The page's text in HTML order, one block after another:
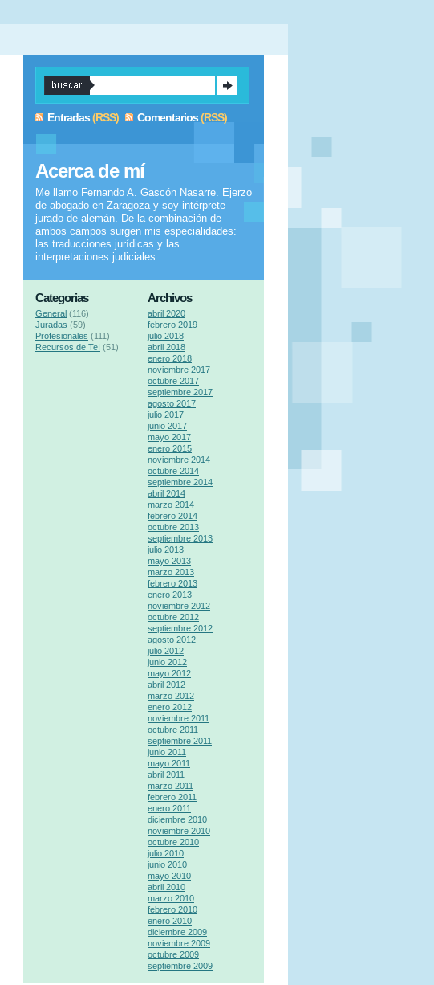
Entradas(RSS) Comentarios(RSS)
Acerca de mí
Me llamo Fernando A. Gascón Nasarre. Ejerzo
de abogado en Zaragoza y soy intérprete
jurado de alemán. De la combinación de
ambos campos surgen mis especialidades:
las traducciones jurídicas y las
interpretaciones judiciales.
Categorias
General (116)
Juradas (59)
Profesionales (111)
Recursos de TeI (51)
Archivos
abril 2020
febrero 2019
julio 2018
abril 2018
enero 2018
noviembre 2017
octubre 2017
septiembre 2017
agosto 2017
julio 2017
junio 2017
mayo 2017
enero 2015
noviembre 2014
octubre 2014
septiembre 2014
abril 2014
marzo 2014
febrero 2014
octubre 2013
septiembre 2013
julio 2013
mayo 2013
marzo 2013
febrero 2013
enero 2013
noviembre 2012
octubre 2012
septiembre 2012
agosto 2012
julio 2012
junio 2012
mayo 2012
abril 2012
marzo 2012
enero 2012
noviembre 2011
octubre 2011
septiembre 2011
junio 2011
mayo 2011
abril 2011
marzo 2011
febrero 2011
enero 2011
diciembre 2010
noviembre 2010
octubre 2010
julio 2010
junio 2010
mayo 2010
abril 2010
marzo 2010
febrero 2010
enero 2010
diciembre 2009
noviembre 2009
octubre 2009
septiembre 2009